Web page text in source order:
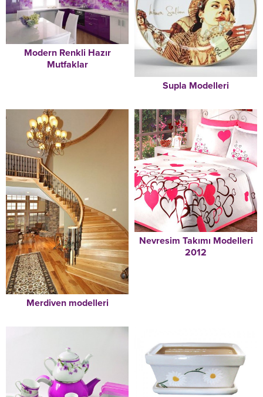
Modern Renkli Hazır
Mutfaklar
Supla Modelleri
Merdiven modelleri
Nevresim Takımı Modelleri
2012